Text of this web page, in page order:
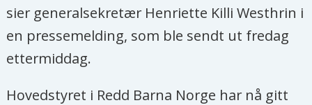
sier generalsekretær Henriette Killi Westhrin i
en pressemelding, som ble sendt ut fredag
ettermiddag.
Hovedstyret i Redd Barna Norge har nå gitt